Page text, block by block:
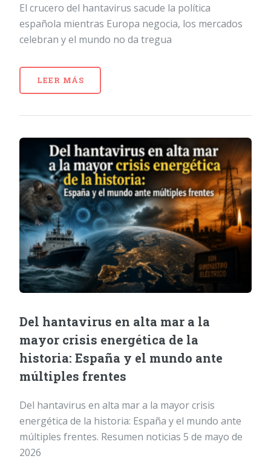
El crucero del hantavirus sacude la política
española mientras Europa negocia, los mercados
celebran y el mundo no da tregua
LEER MÁS
Del hantavirus en alta mar a la
mayor crisis energética de la
historia: España y el mundo ante
múltiples frentes
Del hantavirus en alta mar a la mayor crisis
energética de la historia: España y el mundo ante
múltiples frentes. Resumen noticias 5 de mayo de
2026